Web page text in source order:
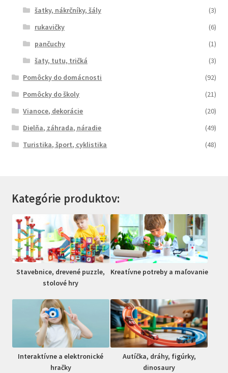
šatky, nákrčníky, šály
(3)
rukavičky
(6)
pančuchy
(1)
šaty, tutu, tričká
(3)
Pomôcky do domácnosti
(92)
Pomôcky do školy
(21)
Vianoce, dekorácie
(20)
Dielňa, záhrada, náradie
(49)
Turistika, šport, cyklistika
(48)
Kategórie produktov:
Stavebnice, drevené puzzle,
stolové hry
Kreatívne potreby a maľovanie
Interaktívne a elektronické
hračky
Autíčka, dráhy, figúrky,
dinosaury